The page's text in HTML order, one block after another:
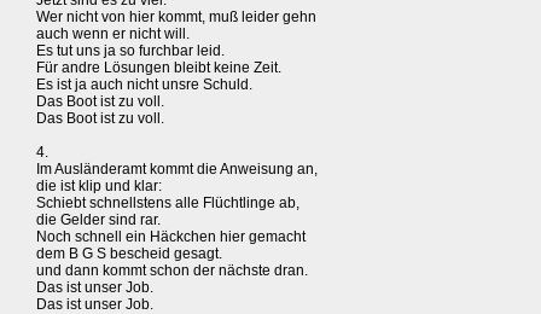
Wer nicht von hier kommt, muß leider gehn
auch wenn er nicht will.
Es tut uns ja so furchbar leid.
Für andre Lösungen bleibt keine Zeit.
Es ist ja auch nicht unsre Schuld.
Das Boot ist zu voll.
Das Boot ist zu voll.
4.
Im Ausländeramt kommt die Anweisung an,
die ist klip und klar:
Schiebt schnellstens alle Flüchtlinge ab,
die Gelder sind rar.
Noch schnell ein Häckchen hier gemacht
dem B G S bescheid gesagt.
und dann kommt schon der nächste dran.
Das ist unser Job.
Das ist unser Job.